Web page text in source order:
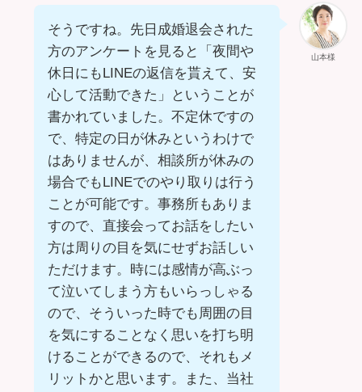
山本様
そうですね。先日成婚退会された
方のアンケートを見ると「夜間や
休日にもLINEの返信を貰えて、安
心して活動できた」ということが
書かれていました。不定休ですの
で、特定の日が休みというわけで
はありませんが、相談所が休みの
場合でもLINEでのやり取りは行う
ことが可能です。事務所もありま
すので、直接会ってお話をしたい
方は周りの目を気にせずお話しい
ただけます。時には感情が高ぶっ
て泣いてしまう方もいらっしゃる
ので、そういった時でも周囲の目
を気にすることなく思いを打ち明
けることができるので、それもメ
リットかと思います。また、当社